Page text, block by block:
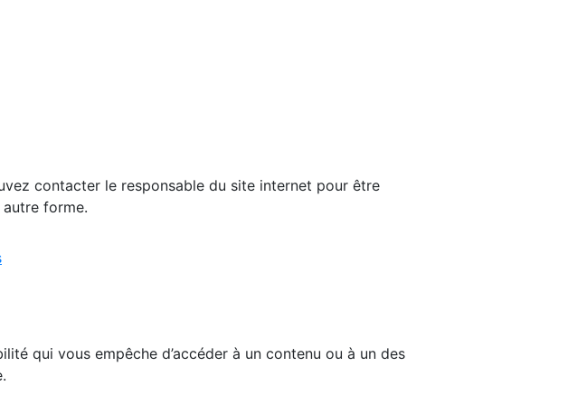
contacter le responsable du site internet pour être
forme.
qui vous empêche d’accéder à un contenu ou à un des